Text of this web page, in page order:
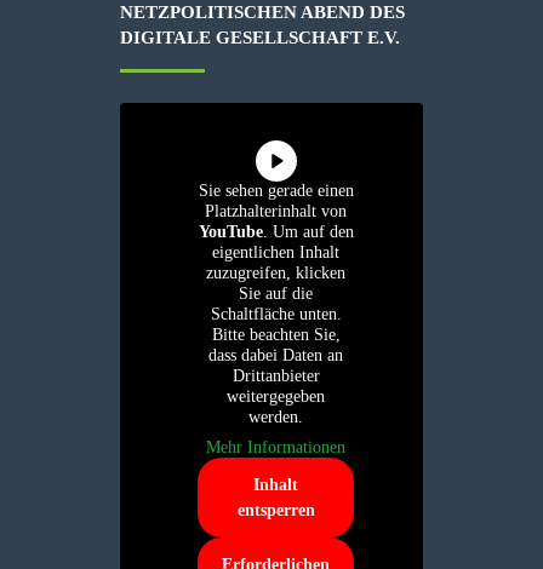
ETZPOLITISCHEN ABEND DES D
IGITALE GESELLSCHAFT E.V.
Sie sehen gerade einen
Platzhalterinhalt von
YouTube. Um auf den
eigentlichen Inhalt
zuzugreifen, klicken
Sie auf die
Schaltfläche unten.
Bitte beachten Sie,
dass dabei Daten an
Drittanbieter
weitergegeben
werden.
Mehr Informationen
Inhalt
entsperren
Erforderlichen